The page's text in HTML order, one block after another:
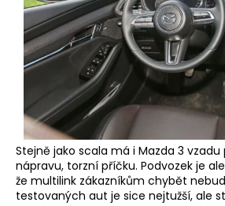
Stejně jako scala má i Mazda 3
nápravu, torzní příčku. Podvozek je
že multilink zákazníkům chybět
testovaných aut je sice nejtužší, ale